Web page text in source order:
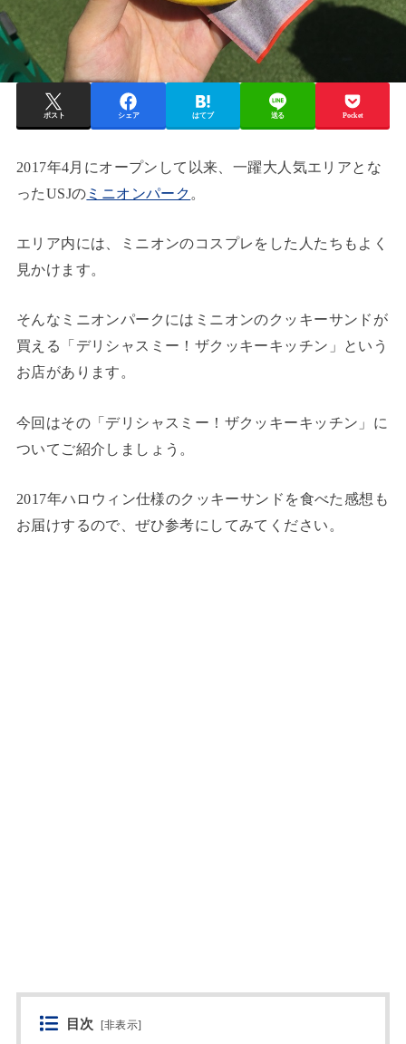
ポスト シェア はてブ 送る Pocket
2017年4月にオープンして以来、一躍大人気エリアとな
ったUSJの ミニオンパーク 。
エリア内には、ミニオンのコスプレをした人たちもよく
見かけます。
そんなミニオンパークにはミニオンのクッキーサンドが
買える「デリシャスミー！ザクッキーキッチン」という
お店があります。
今回はその「デリシャスミー！ザクッキーキッチン」に
ついてご紹介しましょう。
2017年ハロウィン仕様のクッキーサンドを食べた感想も
お届けするので、ぜひ参考にしてみてください。
目次 [非表示]